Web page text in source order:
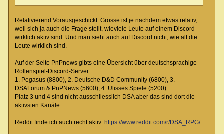
Relativierend Vorausgeschickt: Grösse ist je nachdem etwas relativ,
weil sich ja auch die Frage stellt, wieviele Leute auf einem Discord
wirklich aktiv sind. Und man sieht auch auf Discord nicht, wie alt die
Leute wirklich sind.
Auf der Seite PnPnews gibts eine Übersicht über deutschsprachige
Rollenspiel-Discord-Server.
1. Pegasus (8800), 2. Deutsche D&D Community (6800), 3.
DSAForum & PnPNews (5600), 4. Ulisses Spiele (5200)
Platz 3 und 4 sind nicht ausschliesslich DSA aber das sind dort die
aktivsten Kanäle.
Reddit finde ich auch recht aktiv: https://www.reddit.com/r/DSA_RPG/